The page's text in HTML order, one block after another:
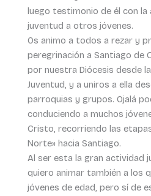
luego testimonio de él con la
juventud a otros jóvenes.
Os animo a todos a rezar y
peregrinación a Santiago de
por nuestra Diócesis desde
Juventud, y a uniros a ella
parroquias y grupos. Ojalá
conduciendo a muchos
Cristo, recorriendo las
Norte» hacia Santiago.
Al ser esta la gran actividad
quiero animar también a los
jóvenes de edad, pero sí de